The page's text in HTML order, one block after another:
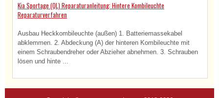
Kia Sportage (QL) Reparaturanleitung: Hintere Kombileuchte
Reparaturverfahren
Ausbau Heckkombileuchte (außen) 1. Batteriemassekabel
abklemmen. 2. Abdeckung (A) der hinteren Kombileuchte mit
einem Schraubendreher oder Abzieher abnehmen. 3. Schrauben
lösen und hinte ...